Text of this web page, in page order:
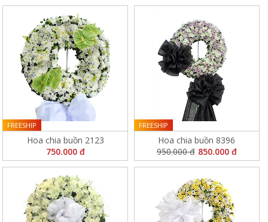
Hoa chia buồn 2123
750.000 đ
FREESHIP
Hoa chia buồn 8396
950.000 đ 850.000 đ
FREESHIP